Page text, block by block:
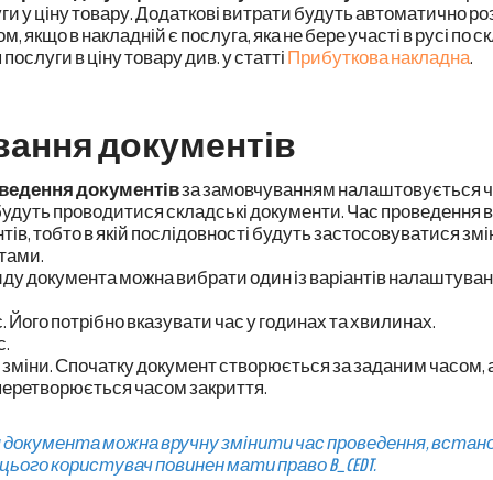
у ціну товару. Додаткові витрати будуть автоматично
якщо в накладній є послуга, яка не бере участі в русі по
в цінутовару див. у статтіПрибуткова накладна.
документів
документівза замовчуванням налаштовується
проводитися складські документи. Час проведення
тобто в якій послідовності будуть застосовуватися
документа можна вибрати один із варіантів
Його потрібно вказувати час у годинах та хвилинах.
Спочатку документ створюється за заданим часом,
часом закриття.
можна вручну змінити час проведення,
користувач повинен мати правоB_CEDT.